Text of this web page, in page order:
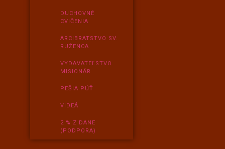
DUCHOVNÉ
CVIČENIA
ARCIBRATSTVO SV.
RUŽENCA
VYDAVATEĽSTVO
MISIONÁR
PEŠIA PÚŤ
VIDEÁ
2 % Z DANE
(PODPORA)